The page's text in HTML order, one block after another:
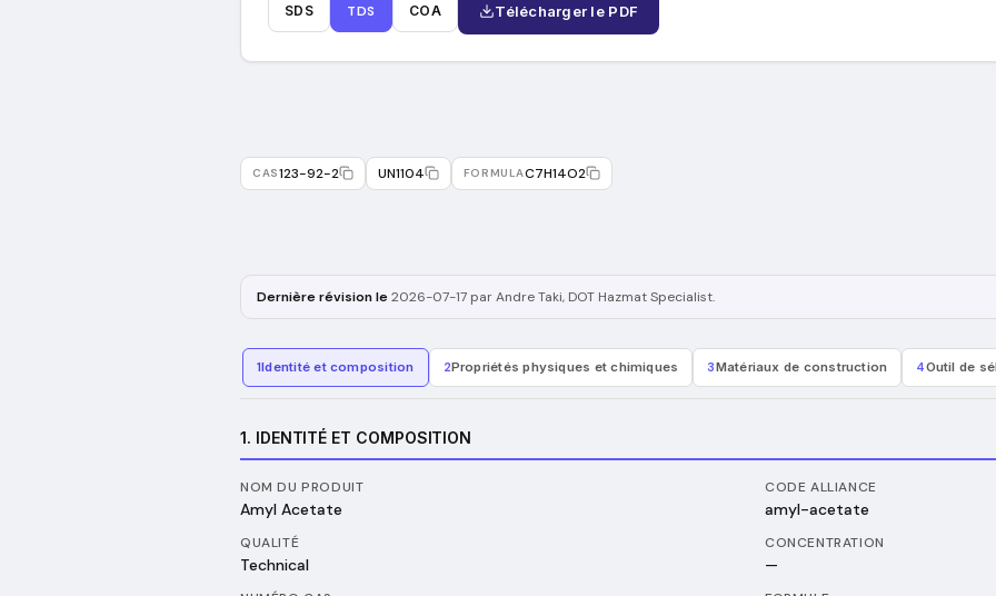
SDS TDS COA Télécharger le PDF
CAS123-92-2 UN1104 FORMULAC7H14O2
Dernière révision le2026-07-17 par Andre Taki, DOT Hazmat Specialist.
1Identité et composition 2Propriétés physiques et chimiques 3Matériaux de construction 4Outil de
1. IDENTITÉ ET COMPOSITION
NOM DU PRODUIT
Amyl Acetate
CODE ALLIANCE
amyl-acetate
QUALITÉ
Technical
CONCENTRATION
—